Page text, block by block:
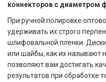
коннекторов с диаметром
При ручной полировке
удерживать их строго
шлифовальной пленки.
или шайбы, как их называют
позволяют вам достигать
результатов при обработке